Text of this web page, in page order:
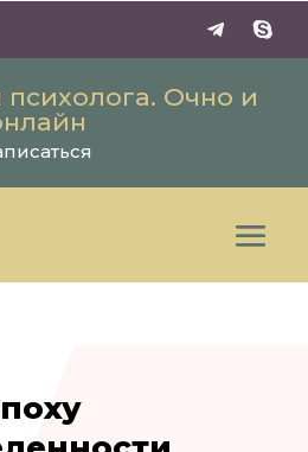
психолога. Очно и